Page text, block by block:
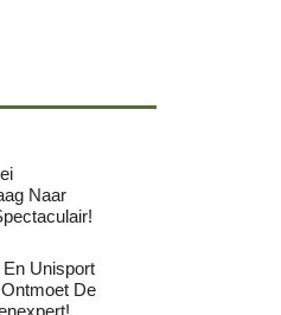
Naar
Unisport
De